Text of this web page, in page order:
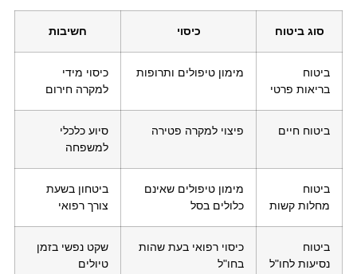
סוג ביטוח כיסוי חשיבות
ביטוח
בריאות פרטי
מימון טיפולים ותרופות
כיסוי מידי
למקרה חירום
ביטוח חיים פיצוי למקרה פטירה
סיוע כלכלי
למשפחה
ביטוח
מחלות קשות
מימון טיפולים שאינם
כלולים בסל
ביטחון בשעת
צורך רפואי
ביטוח
נסיעות לחו"ל
כיסוי רפואי בעת שהות
בחו"ל
שקט נפשי בזמן
טיולים